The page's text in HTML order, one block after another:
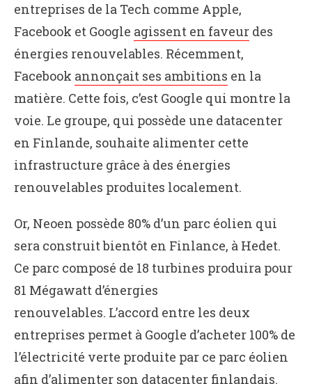
entreprises de la Tech comme Apple,
Facebook et Google agissent en faveur des
énergies renouvelables. Récemment,
Facebook annonçait ses ambitions en la
matière. Cette fois, c’est Google qui montre la
voie. Le groupe, qui possède une datacenter
en Finlande, souhaite alimenter cette
infrastructure grâce à des énergies
renouvelables produites localement.
Or, Neoen possède 80% d’un parc éolien qui
sera construit bientôt en Finlance, à Hedet.
Ce parc composé de 18 turbines produira pour
81 Mégawatt d’énergies
renouvelables. L’accord entre les deux
entreprises permet à Google d’acheter 100% de
l’électricité verte produite par ce parc éolien
afin d’alimenter son datacenter finlandais.